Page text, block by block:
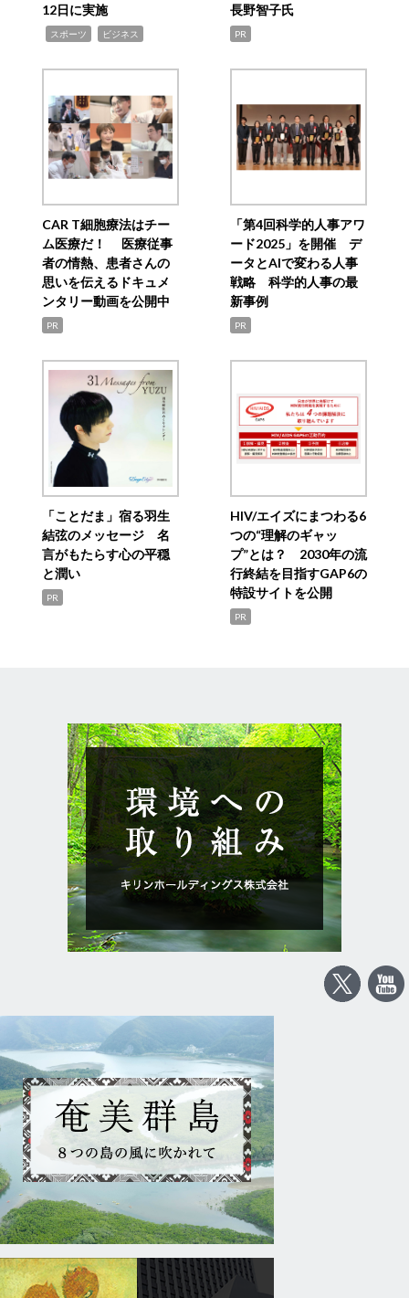
12日に実施
スポーツ ビジネス
長野智子氏
PR
CAR T細胞療法はチー
ム医療だ！ 医療従事
者の情熱、患者さんの
思いを伝えるドキュメ
ンタリー動画を公開中
PR
「第4回科学的人事アワ
ード2025」を開催 デ
ータとAIで変わる人事
戦略 科学的人事の最
新事例
PR
「ことだま」宿る羽生
結弦のメッセージ 名
言がもたらす心の平穏
と潤い
PR
HIV/エイズにまつわる6
つの“理解のギャッ
プ”とは？ 2030年の流
行終結を目指すGAP6の
特設サイトを公開
PR